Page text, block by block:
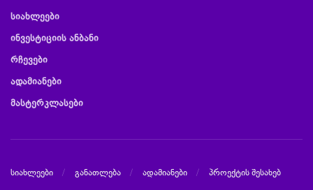
სიახლეები
ინვესტიციის ანბანი
რჩევები
ადამიანები
მასტერკლასები
სიახლეები განათლება ადამიანები პროექტის შესახებ